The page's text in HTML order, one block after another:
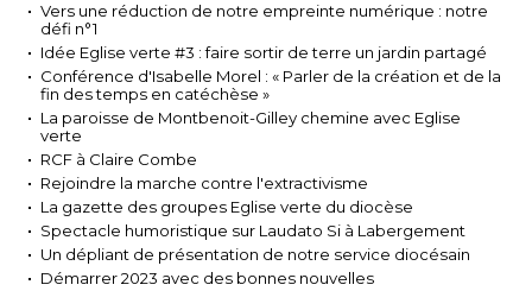
Vers une réduction de notre empreinte numérique : notre
défi n°1
Idée Eglise verte #3 : faire sortir de terre un jardin partagé
Conférence d'Isabelle Morel : « Parler de la création et de la
fin des temps en catéchèse »
La paroisse de Montbenoit-Gilley chemine avec Eglise
verte
RCF à Claire Combe
Rejoindre la marche contre l'extractivisme
La gazette des groupes Eglise verte du diocèse
Spectacle humoristique sur Laudato Si à Labergement
Un dépliant de présentation de notre service diocésain
Démarrer 2023 avec des bonnes nouvelles